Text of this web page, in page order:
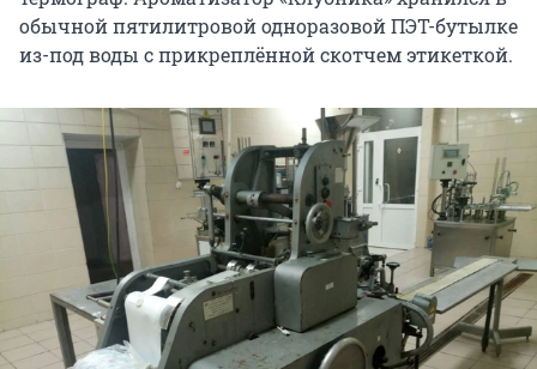
обычной пятилитровой одноразовой ПЭТ-бутылке
из-под воды с прикреплённой скотчем этикеткой.